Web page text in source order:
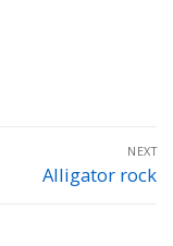
NEXT
Next
Alligator rock